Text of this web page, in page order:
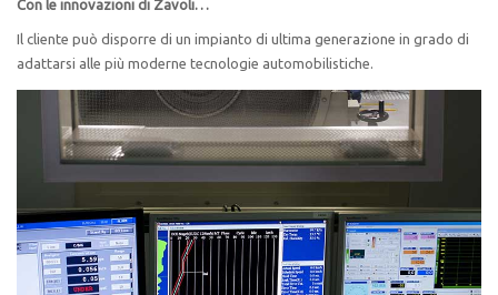
Con le innovazioni di Zavoli…
Il cliente può disporre di un impianto di ultima generazione in grado di
adattarsi alle più moderne tecnologie automobilistiche.